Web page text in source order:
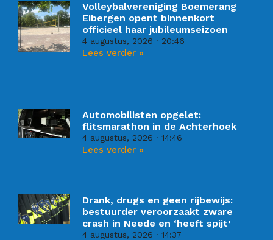
Volleybalvereniging Boemerang
Eibergen opent binnenkort
officieel haar jubileumseizoen
4 augustus, 2026 20:46
Lees verder »
Automobilisten opgelet:
flitsmarathon in de Achterhoek
4 augustus, 2026 14:46
Lees verder »
Drank, drugs en geen rijbewijs:
bestuurder veroorzaakt zware
crash in Neede en ‘heeft spijt’
4 augustus, 2026 14:37